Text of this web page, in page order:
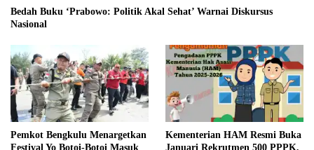
Bedah Buku ‘Prabowo: Politik Akal Sehat’ Warnai Diskursus
Nasional
Pemkot Bengkulu Menargetkan
Festival Yo Botoi-Botoi Masuk
Kementerian HAM Resmi Buka
Januari Rekrutmen 500 PPPK,